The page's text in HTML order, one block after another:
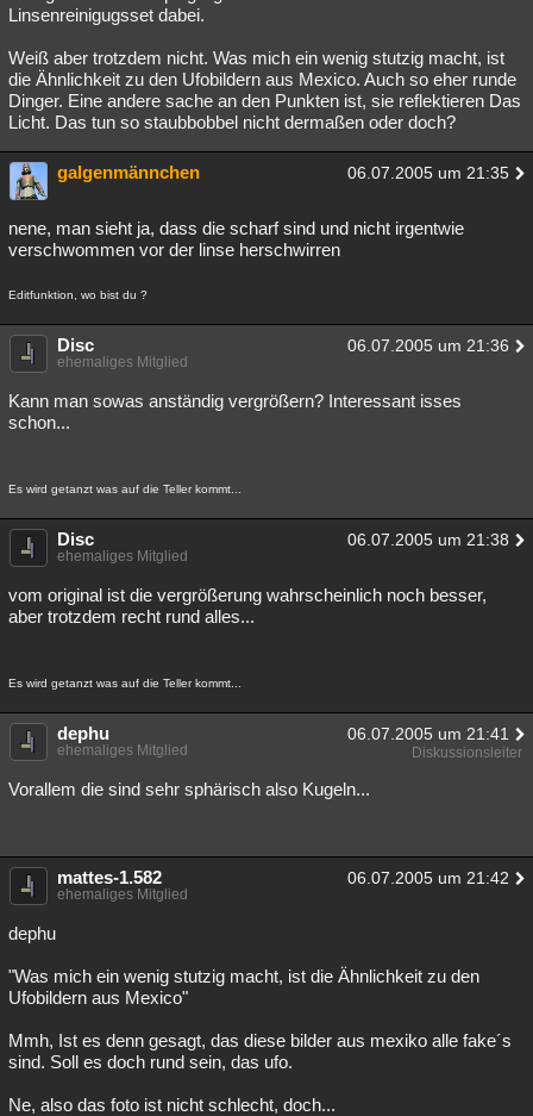
Linsenreinigugsset dabei.
Weiß aber trotzdem nicht. Was mich ein wenig stutzig macht, ist
die Ähnlichkeit zu den Ufobildern aus Mexico. Auch so eher runde
Dinger. Eine andere sache an den Punkten ist, sie reflektieren Das
Licht. Das tun so staubbobbel nicht dermaßen oder doch?
galgenmännchen 06.07.2005 um 21:35
nene, man sieht ja, dass die scharf sind und nicht irgentwie
verschwommen vor der linse herschwirren
Editfunktion, wo bist du ?
Disc 06.07.2005 um 21:36
ehemaliges Mitglied
Kann man sowas anständig vergrößern? Interessant isses
schon...
Es wird getanzt was auf die Teller kommt...
Disc 06.07.2005 um 21:38
ehemaliges Mitglied
vom original ist die vergrößerung wahrscheinlich noch besser,
aber trotzdem recht rund alles...
Es wird getanzt was auf die Teller kommt...
dephu 06.07.2005 um 21:41
ehemaliges Mitglied Diskussionsleiter
Vorallem die sind sehr sphärisch also Kugeln...
mattes-1.582 06.07.2005 um 21:42
ehemaliges Mitglied
dephu
"Was mich ein wenig stutzig macht, ist die Ähnlichkeit zu den
Ufobildern aus Mexico"
Mmh, Ist es denn gesagt, das diese bilder aus mexiko alle fake´s
sind. Soll es doch rund sein, das ufo.
Ne, also das foto ist nicht schlecht, doch...